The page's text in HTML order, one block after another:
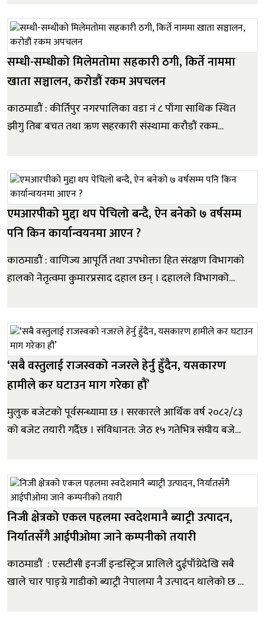
लघुवित्त बैकर्स संघद्वारा जारी संयुक्त वि...
सम्धी-सम्धीको मिलेमतोमा सहकारी ठगी, किर्ते नाममा
खाता सञ्चालन, करोडौं रकम अपचलन
काठमाडौं : कीर्तिपुर नगरपालिका वडा नं ८ पाँगा साथिक स्थित
झीगु तिबः बचत तथा ऋण सहरकारी संस्थामा करौडौं रकम
रकम अपचलन भएको खुलेको हो । पारिवारिक सदस्यहरुबाट
सञ्चालित सहकारीक...
एमआरपीको मुद्दा थप पेचिलो बन्दै, ऐन बनेको ७ वर्षसम्म
पनि किन कार्यान्वयनमा आएन ?
काठमाडौं : वाणिज्य आपूर्ति तथा उपभोक्ता हित संरक्षण विभागको
हालको नेतृत्वमा कुमारप्रसाद दहाल छन् । दहालले विभागको
र कारबाहीलाई प्राथमिकता दिएका छन् । खासगरी उपभोक्ता
संरक्षण...
‘सबै वस्तुलाई राजस्वको नजरले हेर्नु हुँदैन, यसकारण
हामीले कर घटाउन माग गरेका हौं’
मुलुक बजेटको पूर्वसन्ध्यामा छ । सरकारले आर्थिक वर्ष २०८२/८३
को बजेट तयारी गर्दैछ । संविधानत: जेठ १५ गतेभित्र संघीय बजेट
व्यवसायी खासगरी निजी क्षेत्र आ-आफ्नो स्वार्थ बजेटमा समावेश
गराउन...
निजी क्षेत्रको एकल पहलमा स्वदेशमानै ब्याट्री उत्पादन,
निर्यातसँगै आईपीओमा जाने कम्पनीको तयारी
काठमाडौं : एसटीसी इनर्जी इन्डस्ट्रिज प्रालिले दुईपाँग्रेदेखि सबै
खाले चार पाङ्ग्रे गाडीको ब्याट्री नेपालमा नै उत्पादन थालेको छ ।